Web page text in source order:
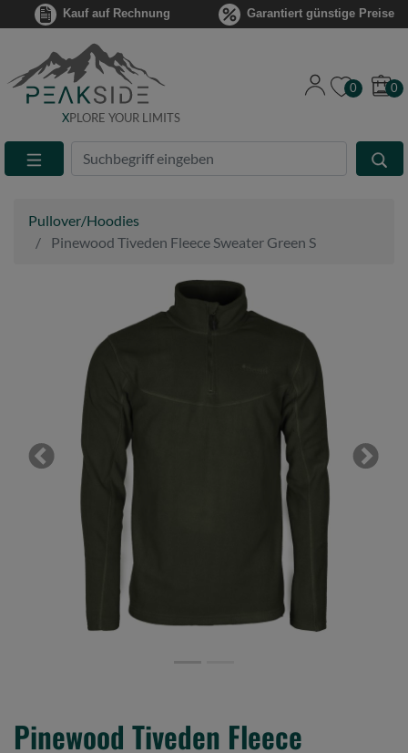
Kauf auf Rechnung Garantiert günstige Preise
XPLORE YOUR LIMITS
Suche
Eingabefeld
0 0
Pullover/Hoodies
Pinewood Tiveden Fleece Sweater Green S
Previous Next
Pinewood Tiveden Fleece